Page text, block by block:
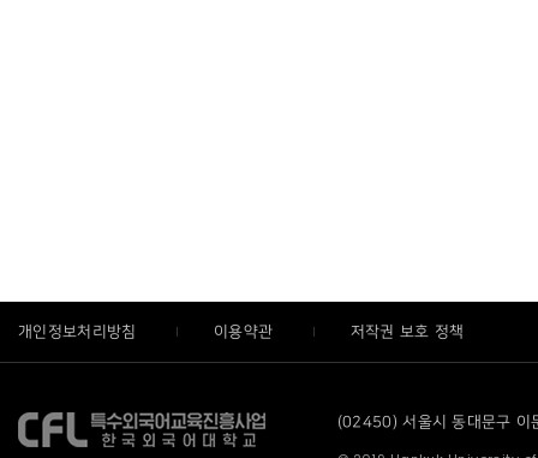
개인정보처리방침 이용약관 저작권 보호 정책
(02450) 서울시 동대문구